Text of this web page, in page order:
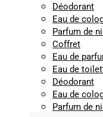
Déodorant
Eau de
Parfum de
Coffret
Eau de
Eau de
Déodorant
Eau de
Parfum de